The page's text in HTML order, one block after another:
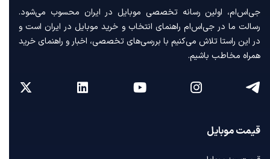
جی‌اس‌ام، اولین رسانه‌ تخصصی موبایل در ایران محسوب می‌شود.
رسالت ما در جی‌اس‌ام راهنمای انتخاب و خرید موبایل در ایران است و
در این راستا تلاش می‌کنیم با بررسی‌های تخصصی، اخبار و راهنمای خرید
همراه مخاطب باشیم.
قیمت موبایل